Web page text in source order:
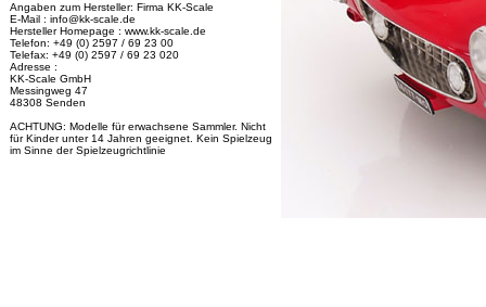
Angaben zum Hersteller: Firma KK-Scale
E-Mail : info@kk-scale.de
Hersteller Homepage : www.kk-scale.de
Telefon: +49 (0) 2597 / 69 23 00
Telefax: +49 (0) 2597 / 69 23 020
Adresse :
KK-Scale GmbH
Messingweg 47
48308 Senden
ACHTUNG: Modelle für erwachsene Sammler. Nicht
für Kinder unter 14 Jahren geeignet. Kein Spielzeug
im Sinne der Spielzeugrichtlinie